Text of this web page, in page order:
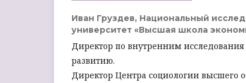
Иван Груздев, Национальный
университет «Высшая школа
Директор по внутренним
развитию.
Директор Центра социологии высшего